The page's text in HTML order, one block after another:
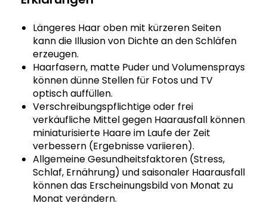
Längeres Haar oben mit kürzeren Seiten
kann die Illusion von Dichte an den Schläfen
erzeugen.
Haarfasern, matte Puder und Volumensprays
können dünne Stellen für Fotos und TV
optisch auffüllen.
Verschreibungspflichtige oder frei
verkäufliche Mittel gegen Haarausfall können
miniaturisierte Haare im Laufe der Zeit
verbessern (Ergebnisse variieren).
Allgemeine Gesundheitsfaktoren (Stress,
Schlaf, Ernährung) und saisonaler Haarausfall
können das Erscheinungsbild von Monat zu
Monat verändern.